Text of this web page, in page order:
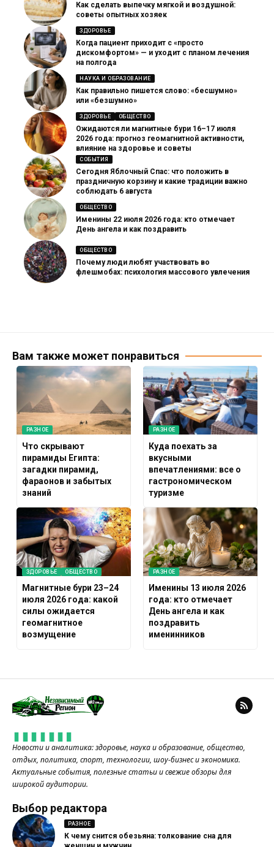
Как сделать выпечку мягкой и воздушной:
советы опытных хозяек
ЗДОРОВЬЕ
Когда пациент приходит с «просто
дискомфортом» — и уходит с планом лечения
на полгода
НАУКА И ОБРАЗОВАНИЕ
Как правильно пишется слово: «бесшумно»
или «безшумно»
ЗДОРОВЬЕ ОБЩЕСТВО
Ожидаются ли магнитные бури 16–17 июля
2026 года: прогноз геомагнитной активности,
влияние на здоровье и советы
СОБЫТИЯ
Сегодня Яблочный Спас: что положить в
праздничную корзину и какие традиции важно
соблюдать 6 августа
ОБЩЕСТВО
Именины 22 июля 2026 года: кто отмечает
День ангела и как поздравить
ОБЩЕСТВО
Почему люди любят участвовать во
флешмобах: психология массового увлечения
Вам также может понравиться
РАЗНОЕ
Что скрывают
пирамиды Египта:
загадки пирамид,
фараонов и забытых
знаний
РАЗНОЕ
Куда поехать за
вкусными
впечатлениями: все о
гастрономическом
туризме
ЗДОРОВЬЕ ОБЩЕСТВО
Магнитные бури 23–24
июля 2026 года: какой
силы ожидается
геомагнитное
возмущение
РАЗНОЕ
Именины 13 июля 2026
года: кто отмечает
День ангела и как
поздравить
именинников
Новости и аналитика: здоровье, наука и образование, общество,
отдых, политика, спорт, технологии, шоу-бизнес и экономика.
Актуальные события, полезные статьи и свежие обзоры для
широкой аудитории.
Выбор редактора
РАЗНОЕ
К чему снится обезьяна: толкование сна для